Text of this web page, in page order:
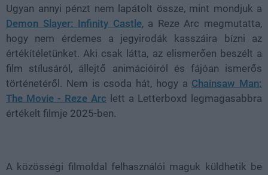
Ugyan annyi pénzt nem lapátolt össze, mint mondjuk a
Demon Slayer: Infinity Castle, a Reze Arc megmutatta,
hogy nem érdemes a jegyirodák kasszáira bízni az
értékítéletünket. Aki csak látta, az elismerően beszélt a
film stílusáról, állejtő animációiról és fájóan ismerős
történetéről. Nem is csoda hát, hogy a Chainsaw Man:
The Movie - Reze Arc lett a Letterboxd legmagasabbra
értékelt filmje 2025-ben.
A közösségi filmoldal felhasználói maguk küldhetik be